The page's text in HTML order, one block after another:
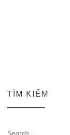
TÌM KIẾM
SEARCH